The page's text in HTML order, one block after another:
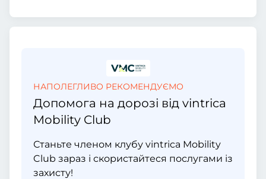
НАПОЛЕГЛИВО РЕКОМЕНДУЄМО
Допомога на дорозі від vintrica
Mobility Club
Станьте членом клубу vintrica Mobility
Club зараз і скористайтеся послугами із
захисту!